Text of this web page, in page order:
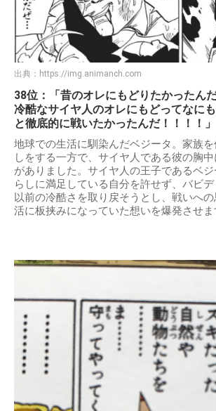
出典： https://img.animanch.com
38位：「昔のオレにもどりたかったん
冷酷なサイヤ人のオレにもどってなに
と徹底的に戦いたかったんだ！！！！」
地球での生活に馴染んだベジータ。家族
しをする一方で、サイヤ人である彼の胸
がありました。サイヤ人の王子であるベ
らしに満足している自分を許せず、バビ
以前の冷酷さを取り戻そうとし、戦いへ
活に板挟みになっていた想いを爆発させま